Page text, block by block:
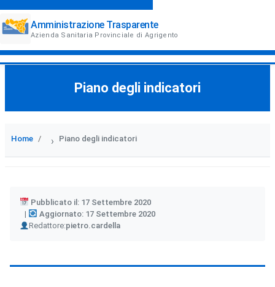
Amministrazione Trasparente
Azienda Sanitaria Provinciale di Agrigento
Piano degli indicatori
Home › Piano degli indicatori
Pubblicato il: 17 Settembre 2020
Aggiornato: 17 Settembre 2020
Redattore:
Author pietro.cardella